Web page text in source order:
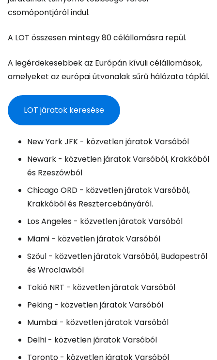
csomópontjáról indul.
A LOT összesen mintegy 80 célállomásra repül.
A legérdekesebbek az Európán kívüli célállomások,
amelyeket az európai útvonalak sűrű hálózata táplál.
LOT járatok keresése
New York JFK - közvetlen járatok Varsóból
Newark - közvetlen járatok Varsóból, Krakkóból
és Rzeszówból
Chicago ORD - közvetlen járatok Varsóból,
Krakkóból és Resztercebányáról.
Los Angeles - közvetlen járatok Varsóból
Miami - közvetlen járatok Varsóból
Szöul - közvetlen járatok Varsóból, Budapestről
és Wroclawból
Tokió NRT - közvetlen járatok Varsóból
Peking - közvetlen járatok Varsóból
Mumbai - közvetlen járatok Varsóból
Delhi - közvetlen járatok Varsóból
Toronto - közvetlen járatok Varsóból